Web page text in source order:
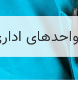
واحدهای